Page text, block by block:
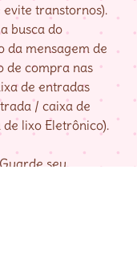
evite transtornos).
busca do
da mensagem de
de compra nas
de entradas
/ caixa de
lixo Eletrônico).
Guarde seu